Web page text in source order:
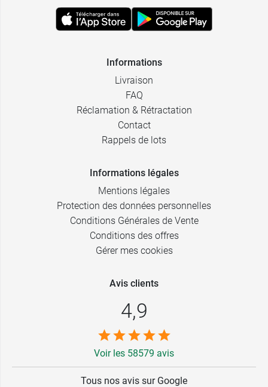
Informations
Livraison
FAQ
Réclamation & Rétractation
Contact
Rappels de lots
Informations légales
Mentions légales
Protection des données personnelles
Conditions Générales de Vente
Conditions des offres
Gérer mes cookies
Avis clients
4,9
Voir les 58579 avis
Tous nos avis sur Google